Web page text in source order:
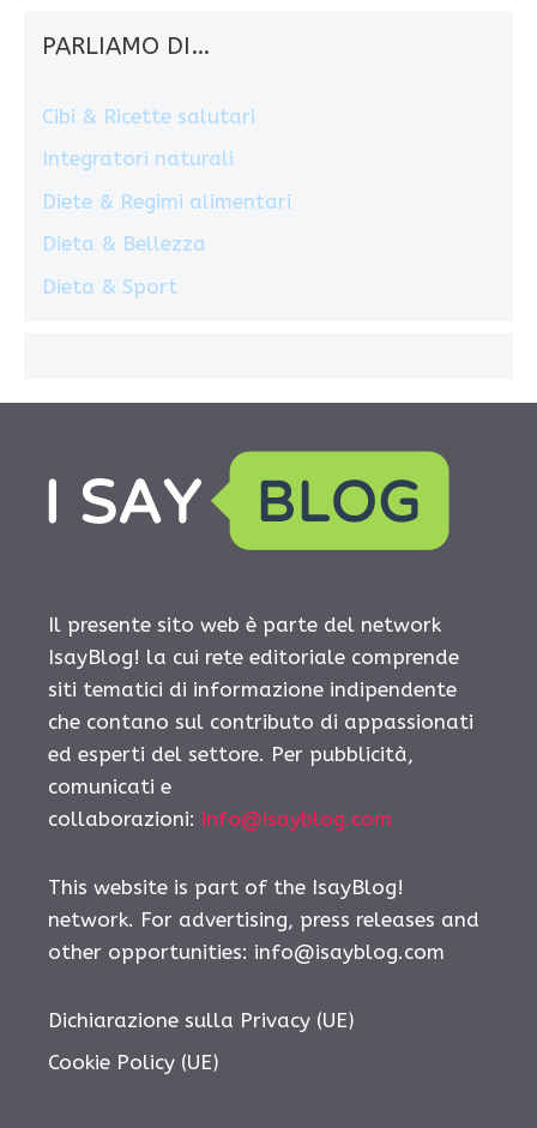
PARLIAMO DI…
Cibi & Ricette salutari
Integratori naturali
Diete & Regimi alimentari
Dieta & Bellezza
Dieta & Sport
Il presente sito web è parte del network
IsayBlog! la cui rete editoriale comprende
siti tematici di informazione indipendente
che contano sul contributo di appassionati
ed esperti del settore. Per pubblicità,
comunicati e
collaborazioni: info@isayblog.com
This website is part of the IsayBlog!
network. For advertising, press releases and
other opportunities: info@isayblog.com
Dichiarazione sulla Privacy (UE)
Cookie Policy (UE)